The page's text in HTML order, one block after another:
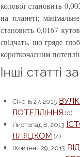
колової становить
на планеті;
становить 0,0167
свідчать, що гряде
короткочасним
Інші статті
Січень 27, 2015
ПОТЕПЛІННЯ (0)
Листопад 8, 2013
ПЛЯЦКОМ (4)
Жовтень 29, 2013